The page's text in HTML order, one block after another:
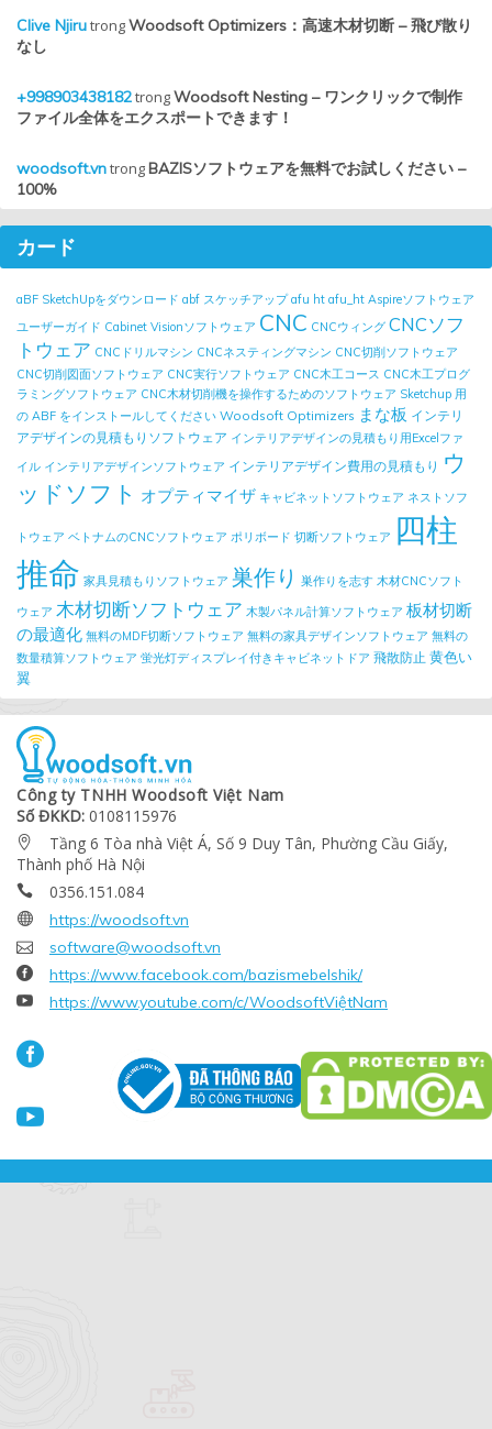
Clive NjirutrongWoodsoft Optimizers：高速木材切断 – 飛び散り
なし
+998903438182trongWoodsoft Nesting – ワンクリックで制作
ファイル全体をエクスポートできます！
woodsoft.vntrongBAZISソフトウェアを無料でお試しください –
100%
カード
aBF SketchUpをダウンロード abf スケッチアップ afu ht afu_ht Aspireソフトウェア
ユーザーガイド Cabinet Visionソフトウェア CNC CNCウィング CNCソフ
トウェア CNCドリルマシン CNCネスティングマシン CNC切削ソフトウェア
CNC切削図面ソフトウェア CNC実行ソフトウェア CNC木工コース CNC木工プログ
ラミングソフトウェア CNC木材切削機を操作するためのソフトウェア Sketchup 用
の ABF をインストールしてください Woodsoft Optimizers まな板 インテリ
アデザインの見積もりソフトウェア インテリアデザインの見積もり用Excelファ
イル インテリアデザインソフトウェア インテリアデザイン費用の見積もり ウ
ッドソフト オプティマイザ キャビネットソフトウェア ネストソフ
トウェア ベトナムのCNCソフトウェア ポリボード 切断ソフトウェア 四柱
推命 家具見積もりソフトウェア 巣作り 巣作りを志す 木材CNCソフト
ウェア 木材切断ソフトウェア 木製パネル計算ソフトウェア 板材切断
の最適化 無料のMDF切断ソフトウェア 無料の家具デザインソフトウェア 無料の
数量積算ソフトウェア 蛍光灯ディスプレイ付きキャビネットドア 飛散防止 黄色い
翼
Công ty TNHH Woodsoft Việt Nam
Số ĐKKD: 0108115976

Tầng 6 Tòa nhà Việt Á, Số 9 Duy Tân, Phường Cầu Giấy,
Thành phố Hà Nội
 0356.151.084
 https://woodsoft.vn
 software@woodsoft.vn
 https://www.facebook.com/bazismebelshik/
 https://www.youtube.com/c/WoodsoftViệtNam

